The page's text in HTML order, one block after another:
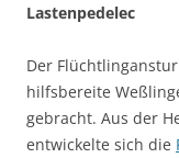
Lastenpedelec
Der
hilfsbereite
gebracht. Aus der
entwickelte sich die